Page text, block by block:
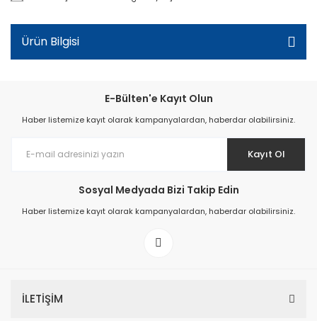
Ürün Bilgisi
E-Bülten'e Kayıt Olun
Haber listemize kayıt olarak kampanyalardan, haberdar olabilirsiniz.
Kayıt Ol
Sosyal Medyada Bizi Takip Edin
Haber listemize kayıt olarak kampanyalardan, haberdar olabilirsiniz.
İLETİŞİM